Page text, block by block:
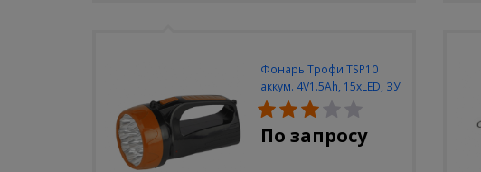
Фонарь Трофи TSP10
аккум. 4V1.5Ah, 15xLED, ЗУ
вилка 220V
По запросу